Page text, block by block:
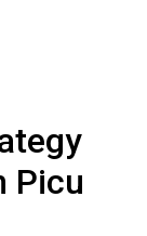
Picu